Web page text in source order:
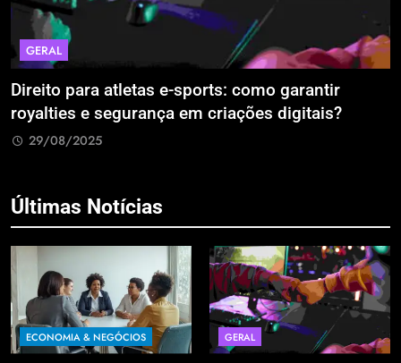
GERAL
Direito para atletas e-sports: como garantir
royalties e segurança em criações digitais?
29/08/2025
Últimas Notícias
ECONOMIA & NEGÓCIOS GERAL